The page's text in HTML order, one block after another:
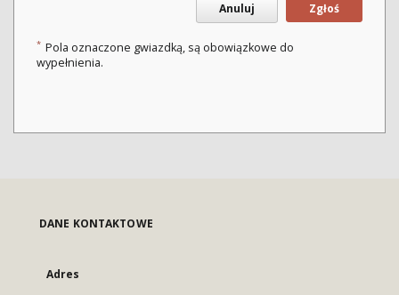
Anuluj Zgłoś
* Pola oznaczone gwiazdką, są obowiązkowe do
wypełnienia.
DANE KONTAKTOWE
Adres